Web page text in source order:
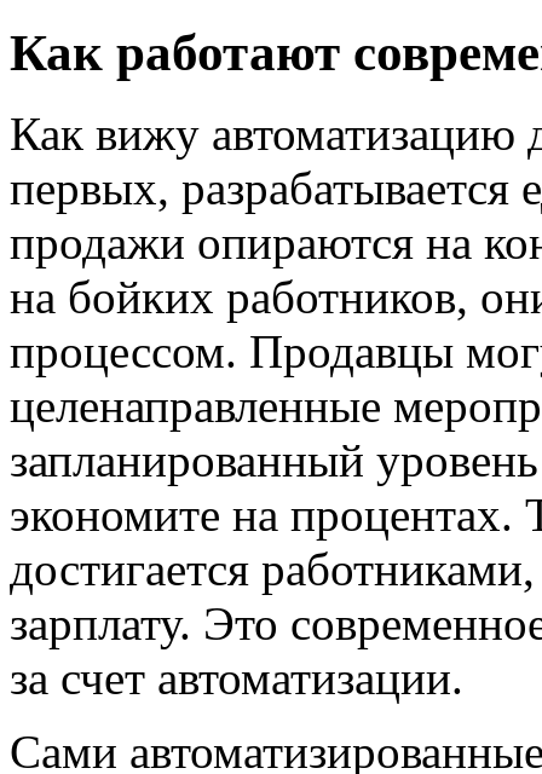
Как работают
Как вижу автоматизацию
первых, разрабатывается
продажи опираются на
на бойких работников,
процессом. Продавцы
целенаправленные
запланированный
экономите на
достигается
зарплату. Это
за счет автоматизации.
Сами